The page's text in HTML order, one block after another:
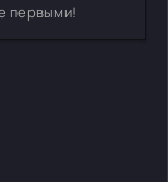
первыми!